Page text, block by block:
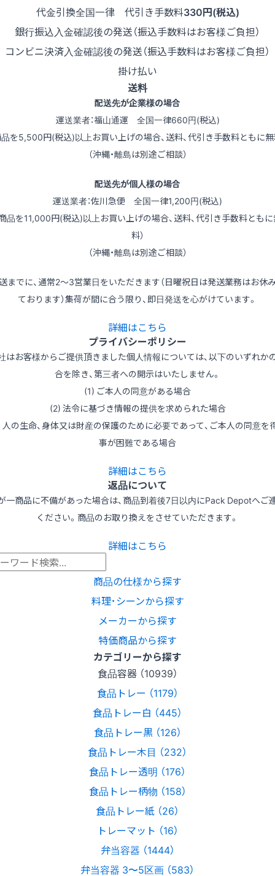
代金引換全国一律 代引き手数料330円(税込)
銀行振込入金確認後の発送（振込手数料はお客様ご負担）
コンビニ決済入金確認後の発送（振込手数料はお客様ご負担）
掛け払い
送料
配送先が企業様の場合
運送業者：福山通運 全国一律660円(税込)
品を5,500円(税込)以上お買い上げの場合、送料、代引き手数料ともに無
（沖縄・離島は別途ご相談）
配送先が個人様の場合
運送業者：佐川急便 全国一律1,200円(税込)
品を11,000円(税込)以上お買い上げの場合、送料、代引き手数料とも
料）
（沖縄・離島は別途ご相談）
までに、通常2～3営業日をいただきます（日曜祝日は発送業務はお休
ております）集荷が間に合う限り、即日発送を心がけています。
詳細はこちら
プライバシーポリシー
はお客様からご提供頂きました個人情報については、以下のいずれか
合を除き、第三者への開示はいたしません。
(1) ご本人の同意がある場合
(2) 法令に基づき情報の提供を求められた場合
の生命、身体又は財産の保護のために必要であって、ご本人の同意を
事が困難である場合
詳細はこちら
返品について
一商品に不備があった場合は、商品到着後7日以内にPack Depotへご
ください。商品のお取り換えをさせていただきます。
詳細はこちら
商品の仕様から探す
料理･シーンから探す
メーカーから探す
特価商品から探す
カテゴリーから探す
食品容器 （10939）
食品トレー （1179）
食品トレー白 （445）
食品トレー黒 （126）
食品トレー木目 （232）
食品トレー透明 （176）
食品トレー柄物 （158）
食品トレー紙 （26）
トレーマット （16）
弁当容器 （1444）
弁当容器 3〜5区画 （583）